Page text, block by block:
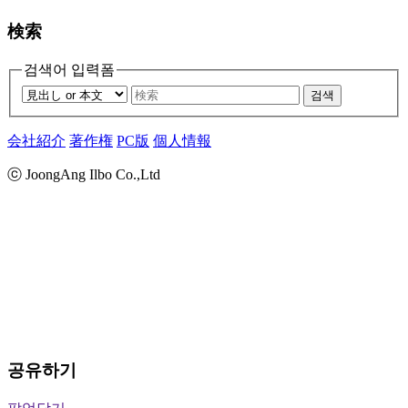
検索
검색어 입력폼
검색
会社紹介 著作権 PC版 個人情報
ⓒ JoongAng Ilbo Co.,Ltd
공유하기